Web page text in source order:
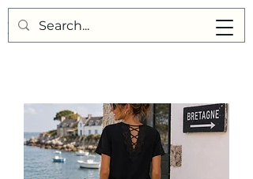
Points de Suture